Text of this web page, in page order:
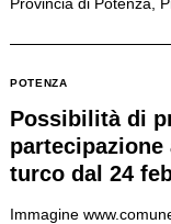
POTENZA
Possibilità di
turco dal 24
Immagine